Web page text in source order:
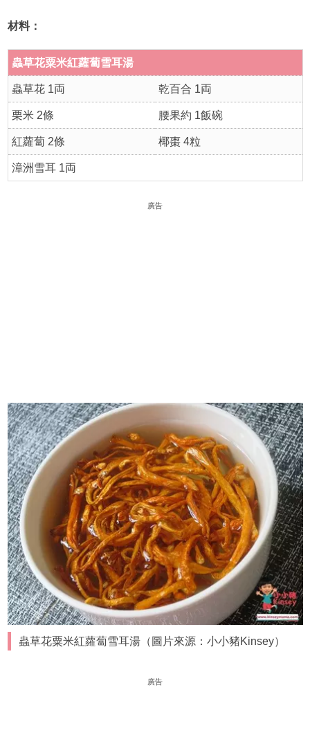
材料：
蟲草花粟米紅蘿蔔雪耳湯
蟲草花 1両 乾百合 1両
栗米 2條 腰果約 1飯碗
紅蘿蔔 2條 椰棗 4粒
漳洲雪耳 1両
廣告
蟲草花粟米紅蘿蔔雪耳湯（圖片來源：小小豬Kinsey）
廣告